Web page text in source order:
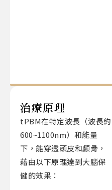
治療原理
tPBM在特定波長（波長約
600~1100nm）和能量
下，能穿透頭皮和顱骨，
藉由以下原理達到大腦保
健的效果：